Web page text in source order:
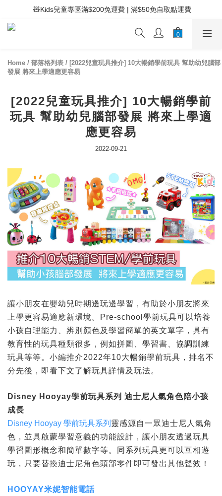
⚡滿$400免運費 | 滿$200免Easy Trade自取點運費
🧸Kids兒童專區滿$200免運費 | 滿$50免自取點運費
⚡滿$400免運費 | 滿$200免Easy Trade自取點運費
Home / 部落格列表 / [2022兒童玩具推介] 10大暢銷學前玩具 幫助幼兒腦部
發展 將來上學適應更容易
[2022兒童玩具推介] 10大暢銷學前
玩具 幫助幼兒腦部發展 將來上學適
應更容易
2022-09-21
讓小朋友在嬰幼兒時期邊玩邊學習，有助於小朋友將來
上學更容易適應新環境。Pre-school學前玩具可以培養
小孩自理能力、辨別顏色及學習簡單的英文單字，具有
教育性的玩具種類很多，例如拼圖、學習書、協調訓練
玩具等等。小編推介2022年10大暢銷學前玩具，排名不
分先後，即看下文了解玩具詳情及玩法。
Disney Hooyay學前玩具系列 迪士尼人氣角色陪小孩
成長
Disney Hooyay 學前玩具系列 靈感源自一眾迪士尼人氣角
色，並具啟蒙學習意義的功能設計，讓小朋友透過玩具
學習圖形概念和簡單數字等。同系列玩具更可以互相遊
玩，只要替換迪士尼角色頭部零件即可發出其他聲效！
HOOYAY米妮智能電話